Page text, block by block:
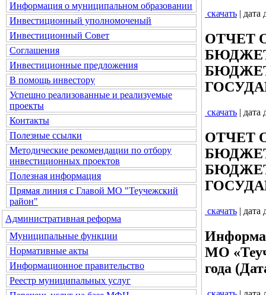
Информация о муниципальном образовании
Инвестиционный уполномоченый
Инвестиционный Совет
Соглашения
Инвестиционные предложения
В помощь инвестору
Успешно реализованные и реализуемые
проекты
Контакты
Полезные ссылки
Методические рекомендации по отбору
инвестиционных проектов
Полезная информация
Прямая линия с Главой МО "Теучежский
район"
Административная реформа
Муниципальные функции
Нормативные акты
Информационное правительство
Реестр муниципальных услуг
скачать | дата
ОТЧЕТ
скачать | дата
ОТЧЕТ
скачать | дата
МО
года